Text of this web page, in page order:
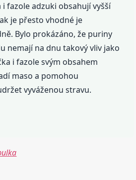
i fazole adzuki obsahují vyšší
je přesto vhodné je
Bylo prokázáno, že puriny
nemají na dnu takový vliv jako
i fazole svým obsahem
maso a pomohou
vyváženou stravu.